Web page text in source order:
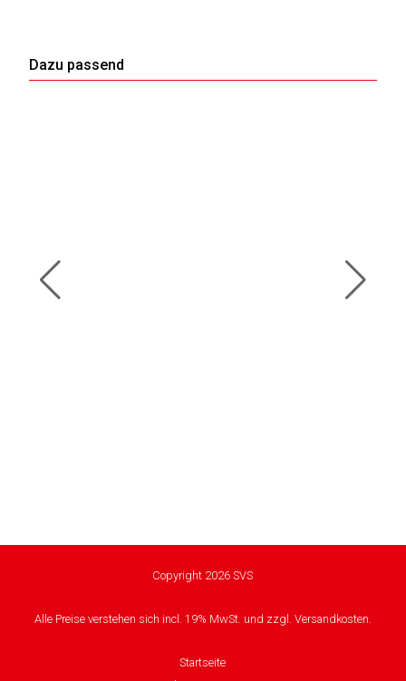
Dazu passend
Copyright 2026 SVS
Alle Preise verstehen sich incl. 19% MwSt. und zzgl. Versandkosten.
Startseite